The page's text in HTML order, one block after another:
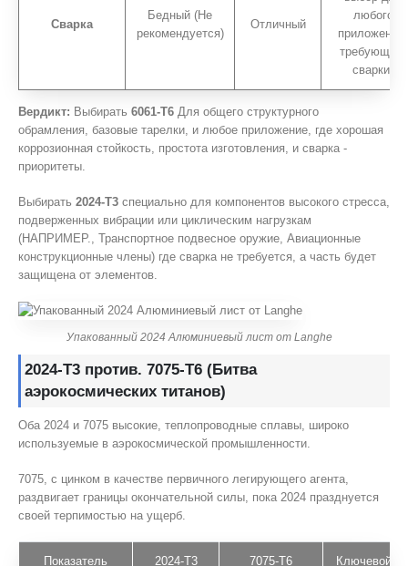
Сварка
Бедный (Не
рекомендуется)
Отличный
любого
приложения,
требующего
сварки.
Вердикт: Выбирать 6061-T6 Для общего структурного
обрамления, базовые тарелки, и любое приложение, где хорошая
коррозионная стойкость, простота изготовления, и сварка -
приоритеты.
Выбирать 2024-T3 специально для компонентов высокого стресса,
подверженных вибрации или циклическим нагрузкам
(НАПРИМЕР., Транспортное подвесное оружие, Авиационные
конструкционные члены) где сварка не требуется, а часть будет
защищена от элементов.
Упакованный 2024 Алюминиевый лист от Langhe
2024-T3 против. 7075-T6 (Битва
аэрокосмических титанов)
Оба 2024 и 7075 высокие, теплопроводные сплавы, широко
используемые в аэрокосмической промышленности.
7075, с цинком в качестве первичного легирующего агента,
раздвигает границы окончательной силы, пока 2024 празднуется
своей терпимостью на ущерб.
Показатель 2024-T3 7075-T6 Ключевой